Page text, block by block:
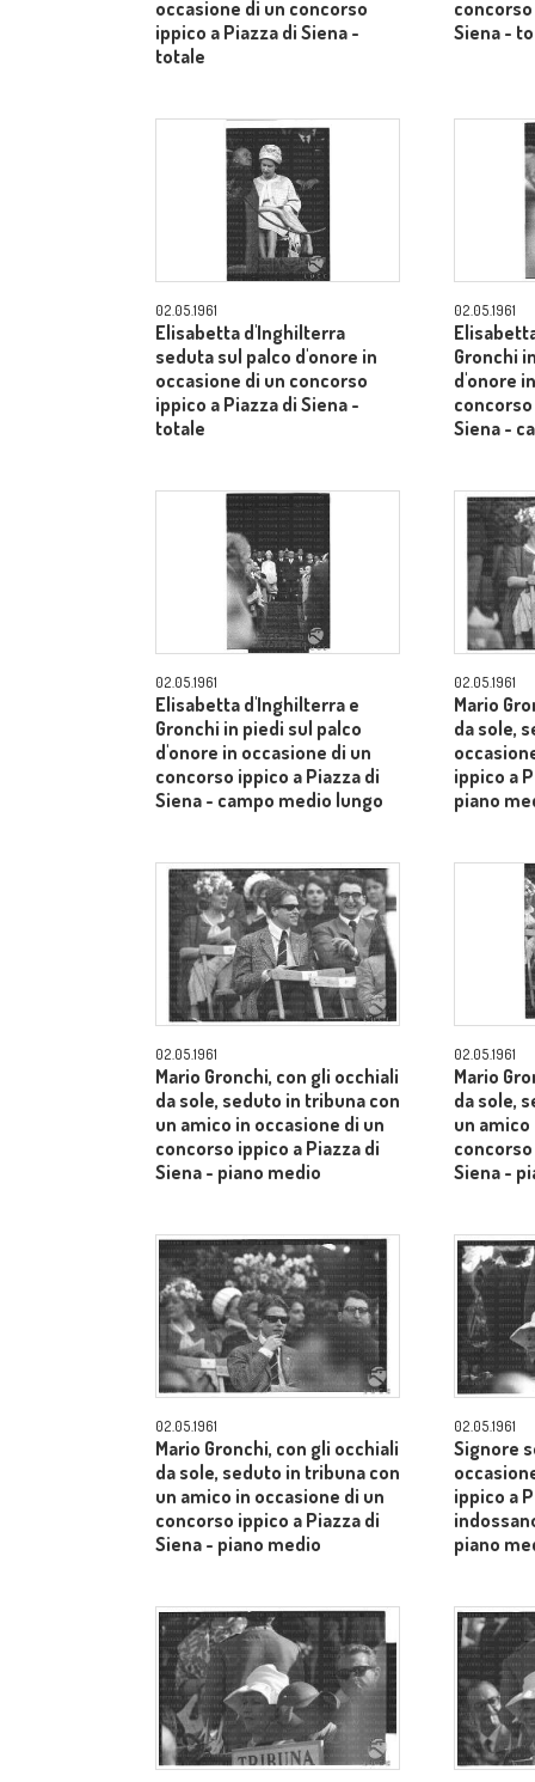
occasione di un concorso
ippico a Piazza di Siena -
totale
Siena -
02.05.1961
Elisabetta d'Inghilterra
seduta sul palco d'onore in
occasione di un concorso
ippico a Piazza di Siena -
totale
02.05.1961
Gronchi
d'onore
Siena -
02.05.1961
Elisabetta d'Inghilterra e
Gronchi in piedi sul palco
d'onore in occasione di un
concorso ippico a Piazza di
Siena - campo medio lungo
02.05.1961
Mario
da sole,
ippico a
piano
02.05.1961
Mario Gronchi, con gli occhiali
da sole, seduto in tribuna con
un amico in occasione di un
concorso ippico a Piazza di
Siena - piano medio
02.05.1961
Mario
da sole,
un
Siena -
02.05.1961
Mario Gronchi, con gli occhiali
da sole, seduto in tribuna con
un amico in occasione di un
concorso ippico a Piazza di
Siena - piano medio
02.05.1961
Signore
ippico a
piano